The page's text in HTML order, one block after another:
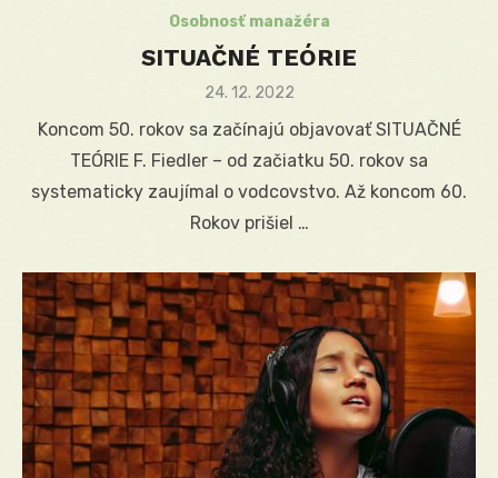
Osobnosť manažéra
SITUAČNÉ TEÓRIE
Posted
24. 12. 2022
Koncom 50. rokov sa začínajú objavovať SITUAČNÉ
TEÓRIE F. Fiedler – od začiatku 50. rokov sa
systematicky zaujímal o vodcovstvo. Až koncom 60.
Rokov prišiel …